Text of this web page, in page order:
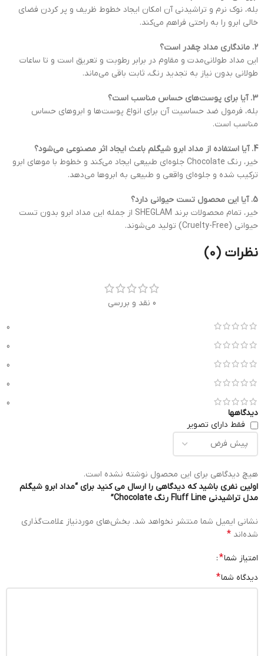
بله، نوک نرم و تراشیدنی آن امکان ایجاد خطوط ظریف و پر کردن فضای
خالی ابرو را به راحتی فراهم می‌کند.
2. ماندگاری مداد چقدر است؟
این مداد طولانی‌مدت و مقاوم در برابر رطوبت و تعریق است و تا ساعات
طولانی بدون نیاز به تجدید رنگ، ثابت باقی می‌ماند.
3. آیا برای پوست‌های حساس مناسب است؟
بله، فرمول ضد حساسیت آن برای انواع پوست‌ها و ابروهای حساس
مناسب است.
4. آیا استفاده از مداد ابرو شیگلم باعث ایجاد اثر مصنوعی می‌شود؟
خیر، رنگ Chocolate جلوه‌ای طبیعی ایجاد می‌کند و خطوط با موهای ابرو
ترکیب شده و جلوه‌ای واقعی و طبیعی به ابروها می‌دهد.
5. آیا این محصول تست حیوانی دارد؟
خیر، تمام محصولات برند SHEGLAM از جمله این مداد ابرو بدون تست
حیوانی (Cruelty-Free) تولید می‌شوند.
نظرات (0)
0 نقد و بررسی
0
0
0
0
0
دیدگاهها
فقط دارای تصویر
هیچ دیدگاهی برای این محصول نوشته نشده است.
اولین نفری باشید که دیدگاهی را ارسال می کنید برای “مداد ابرو شیگلم
مدل تراشیدنی Fluff Line رنگ Chocolate”
نشانی ایمیل شما منتشر نخواهد شد. بخش‌های موردنیاز علامت‌گذاری
شده‌اند *
امتیاز شما*
دیدگاه شما*